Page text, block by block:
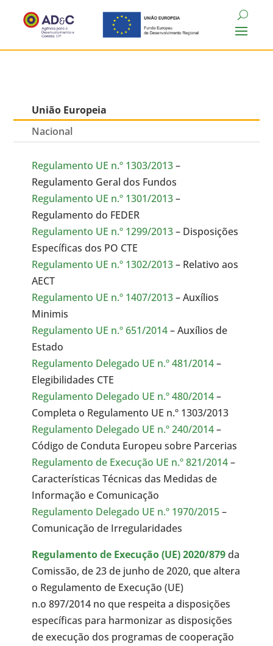
União Europeia
Nacional
Regulamento UE n.º 1303/2013–
Regulamento Geral dos Fundos
Regulamento UE n.º 1301/2013–
Regulamento do FEDER
Regulamento UE n.º 1299/2013– Disposições
Específicas dos PO CTE
Regulamento UE n.º 1302/2013– Relativo aos
AECT
Regulamento UE n.º 1407/2013– Auxílios
Minimis
Regulamento UE n.º 651/2014– Auxílios de
Estado
Regulamento Delegado UE n.º 481/2014–
Elegibilidades CTE
Regulamento Delegado UE n.º 480/2014–
Completa o Regulamento UE n.º 1303/2013
Regulamento Delegado UE n.º 240/2014–
Código de Conduta Europeu sobre Parcerias
Regulamento de Execução UE n.º 821/2014–
Características Técnicas das Medidas de
Informação e Comunicação
Regulamento Delegado UE n.º 1970/2015–
Comunicação de Irregularidades
Regulamento de Execução (UE) 2020/879da
Comissão, de 23 de junho de 2020, que altera
o Regulamento de Execução (UE)
n.o 897/2014 no que respeita a disposições
específicas para harmonizar as disposições
de execução dos programas de cooperação